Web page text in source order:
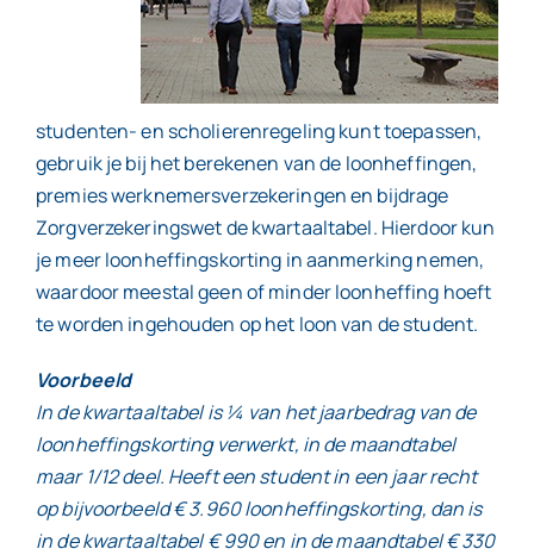
studenten- en scholierenregeling kunt toepassen,
gebruik je bij het berekenen van de loonheffingen,
premies werknemersverzekeringen en bijdrage
Zorgverzekeringswet de kwartaaltabel. Hierdoor kun
je meer loonheffingskorting in aanmerking nemen,
waardoor meestal geen of minder loonheffing hoeft
te worden ingehouden op het loon van de student.
Voorbeeld
In de kwartaaltabel is ¼ van het jaarbedrag van de
loonheffingskorting verwerkt, in de maandtabel
maar 1/12 deel. Heeft een student in een jaar recht
op bijvoorbeeld € 3.960 loonheffingskorting, dan is
in de kwartaaltabel € 990 en in de maandtabel € 330